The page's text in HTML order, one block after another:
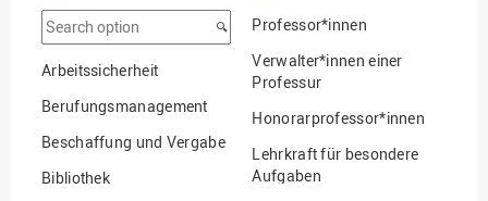
Search
option
Arbeitssicherheit
Berufungsmanagement
Beschaffung und Vergabe
Bibliothek
Professor*innen
Verwalter*innen einer
Professur
Honorarprofessor*innen
Lehrkraft für besondere
Aufgaben